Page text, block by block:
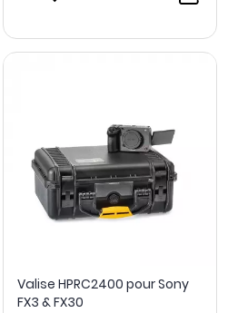
Valise HPRC2400 pour Sony
FX3 & FX30